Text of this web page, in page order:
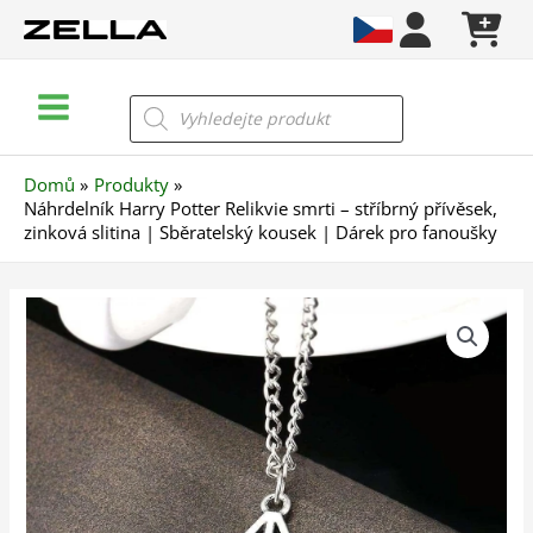
Menu
Products
search
Domů
Produkty
Náhrdelník Harry Potter Relikvie smrti – stříbrný přívěsek,
zinková slitina | Sběratelský kousek | Dárek pro fanoušky
Náhrdelník
Harry
Potter
Relikvie
smrti
–
stříbrný
přívěsek,